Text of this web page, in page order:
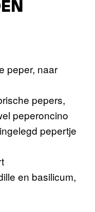
peper, naar
pepers,
peperoncino
pepertje
en basilicum,